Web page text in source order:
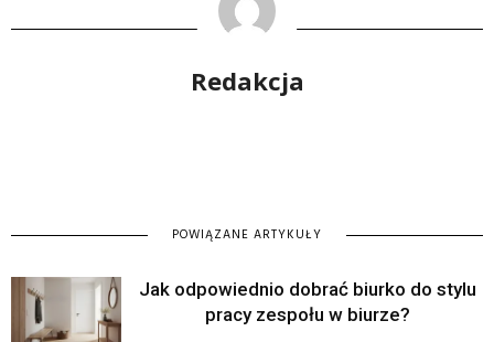
Redakcja
POWIĄZANE ARTYKUŁY
Jak odpowiednio dobrać biurko do stylu
pracy zespołu w biurze?